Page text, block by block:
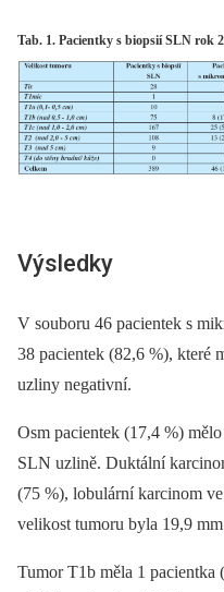
Tab. 1. Pacientky s biopsií SLN rok
Výsledky
V souboru 46 pacientek s
38 pacientek (82,6 %), které
uzliny negativní.
Osm pacientek (17,4 %)
SLN uzlině. Duktální
(75 %), lobulární karcinom
velikost tumoru byla 19,9
Tumor T1b měla 1